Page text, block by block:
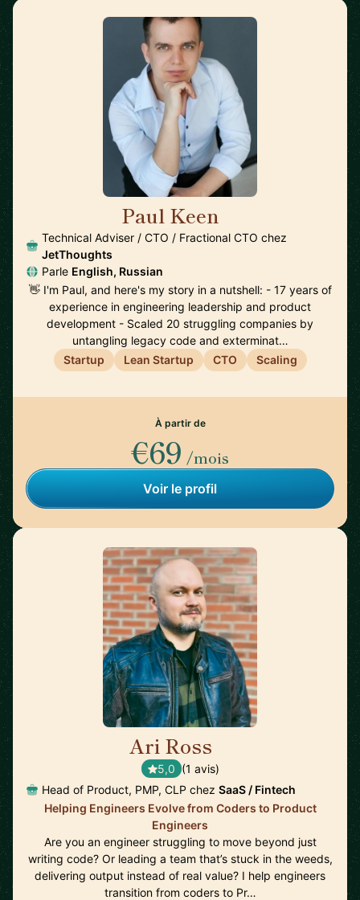
Paul Keen
Technical Adviser / CTO / Fractional CTO chez
JetThoughts
Parle English, Russian
👋 I'm Paul, and here's my story in a nutshell: - 17 years of
experience in engineering leadership and product
development - Scaled 20 struggling companies by
untangling legacy code and exterminat…
Startup
Lean Startup CTO Scaling
À partir de
€69 /mois
Voir le profil
Ari Ross
5,0 (1 avis)
Head of Product, PMP, CLP chez SaaS / Fintech
Helping Engineers Evolve from Coders to Product
Engineers
Are you an engineer struggling to move beyond just
writing code? Or leading a team that’s stuck in the weeds,
delivering output instead of real value? I help engineers
transition from coders to Pr…